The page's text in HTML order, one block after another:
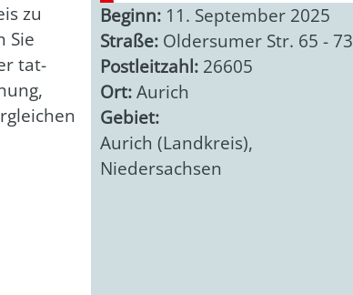
zu
Sie
tat­
Beginn: 11. September 2025
Straße: Oldersumer Str. 65 - 73
Postleitzahl: 26605
Ort:Aurich
Gebiet:
Aurich (Landkreis),
Niedersachsen